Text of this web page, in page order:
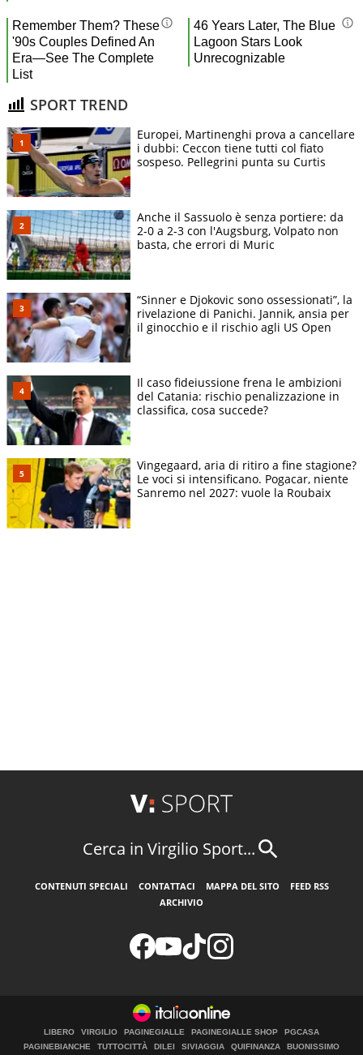
SPORT TREND
Europei, Martinenghi prova a cancellare
i dubbi: Ceccon tiene tutti col fiato
sospeso. Pellegrini punta su Curtis
Anche il Sassuolo è senza portiere: da
2-0 a 2-3 con l'Augsburg, Volpato non
basta, che errori di Muric
“Sinner e Djokovic sono ossessionati”, la
rivelazione di Panichi. Jannik, ansia per
il ginocchio e il rischio agli US Open
Il caso fideiussione frena le ambizioni
del Catania: rischio penalizzazione in
classifica, cosa succede?
Vingegaard, aria di ritiro a fine stagione?
Le voci si intensificano. Pogacar, niente
Sanremo nel 2027: vuole la Roubaix
Cerca in Virgilio Sport...
CONTENUTI SPECIALI CONTATTACI MAPPA DEL SITO
FEED RSS
ARCHIVIO
LIBERO VIRGILIO PAGINEGIALLE PAGINEGIALLE SHOP
PGCASA
PAGINEBIANCHE
TUTTOCITTÀ DILEI SIVIAGGIA QUIFINANZA
BUONISSIMO